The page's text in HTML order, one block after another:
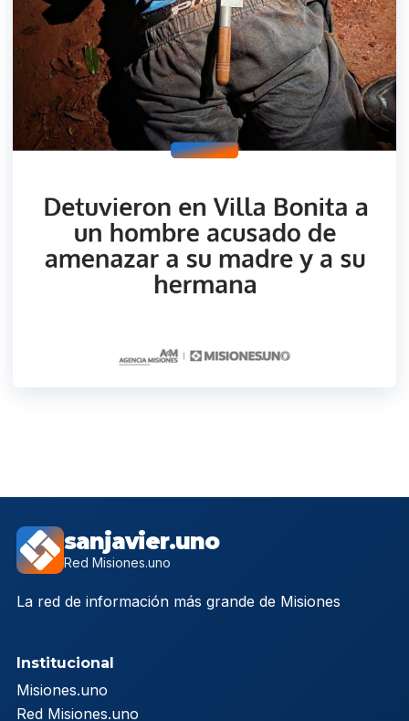
sanjavier.uno
Red Misiones.uno
La red de información más grande de Misiones
Institucional
Misiones.uno
Red Misiones.uno